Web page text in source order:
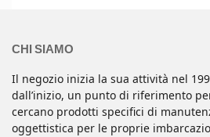
CHI SIAMO
Il negozio inizia la sua attività nel
dall’inizio, un punto di riferimento
cercano prodotti specifici di
oggettistica per le proprie